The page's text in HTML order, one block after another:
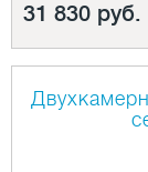
31 830 руб.